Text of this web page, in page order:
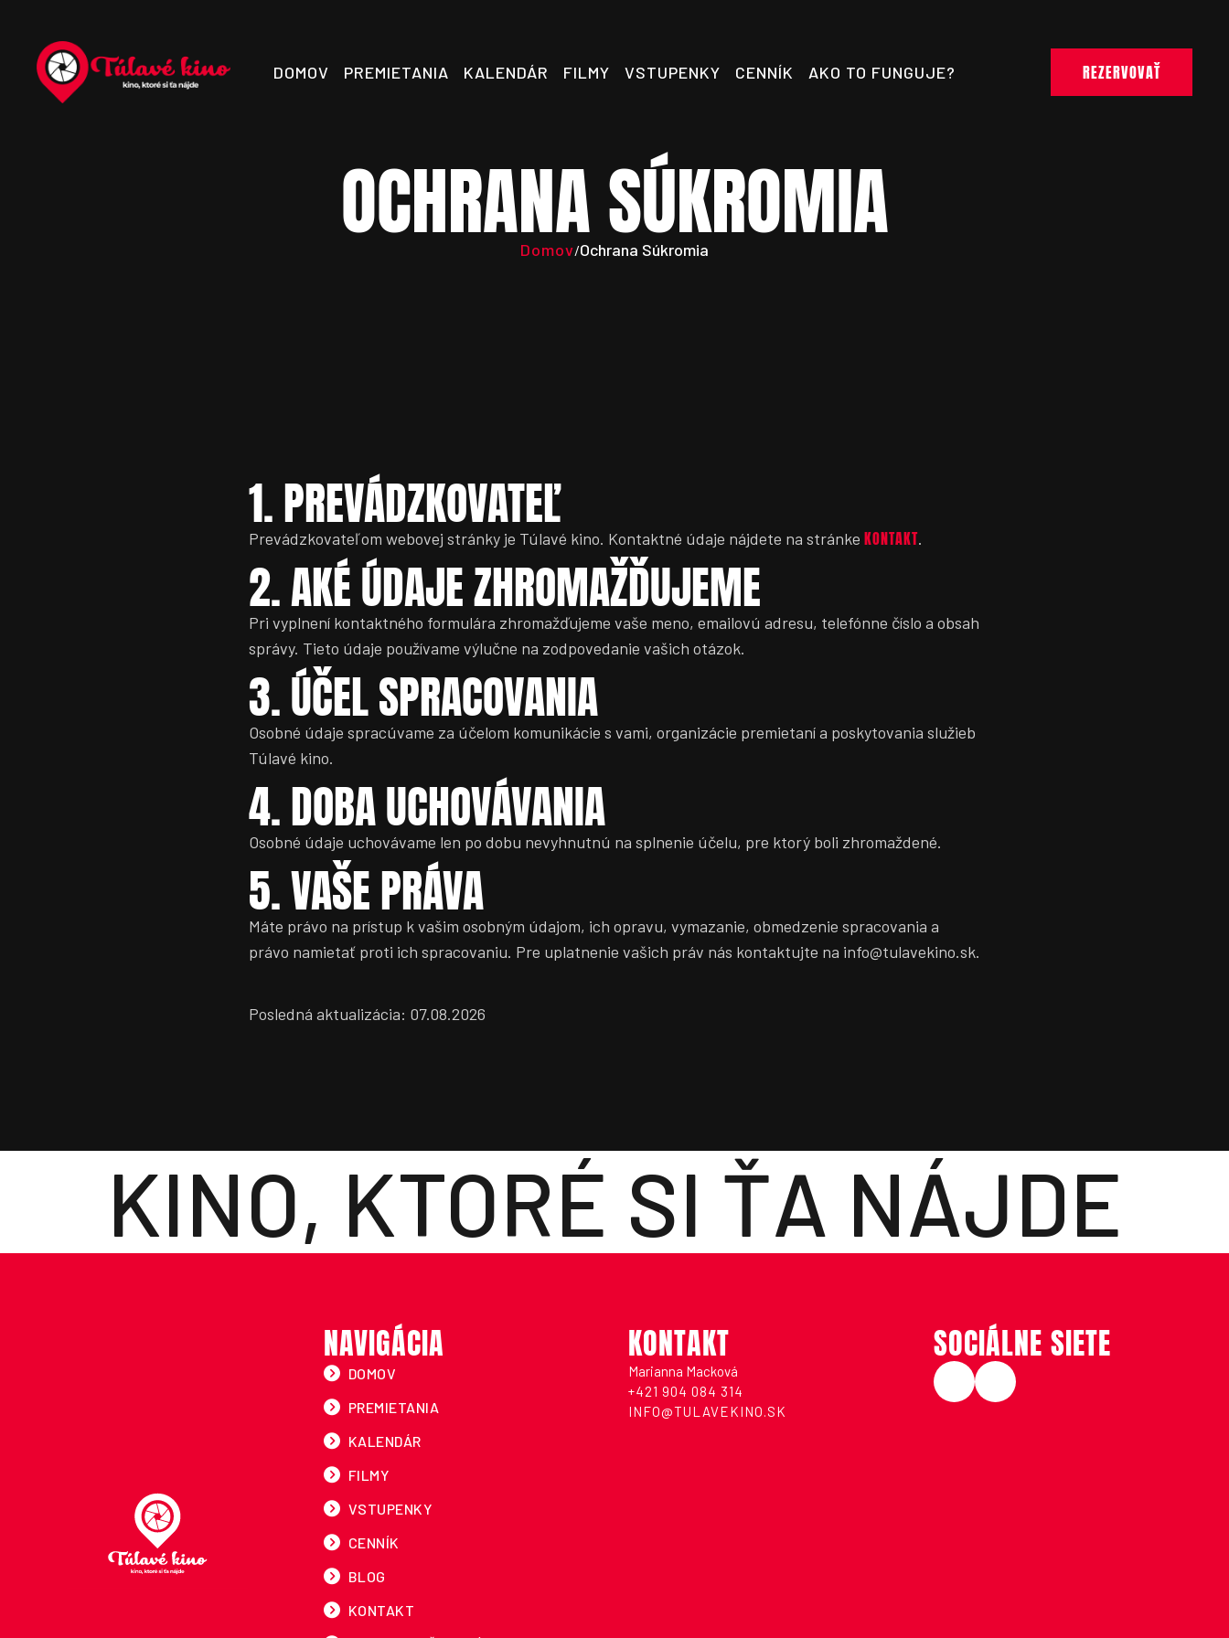
DOMOV PREMIETANIA KALENDÁR FILMY VSTUPENKY CENNÍK AKO TO FUNGUJE? REZERVOVAŤ
OCHRANA SÚKROMIA
Domov/Ochrana Súkromia
1. PREVÁDZKOVATEĽ
Prevádzkovateľom webovej stránky je Túlavé kino. Kontaktné údaje nájdete na stránke KONTAKT.
2. AKÉ ÚDAJE ZHROMAŽĎUJEME
Pri vyplnení kontaktného formulára zhromažďujeme vaše meno, emailovú adresu, telefónne číslo a obsah
správy. Tieto údaje používame výlučne na zodpovedanie vašich otázok.
3. ÚČEL SPRACOVANIA
Osobné údaje spracúvame za účelom komunikácie s vami, organizácie premietaní a poskytovania služieb
Túlavé kino.
4. DOBA UCHOVÁVANIA
Osobné údaje uchovávame len po dobu nevyhnutnú na splnenie účelu, pre ktorý boli zhromaždené.
5. VAŠE PRÁVA
Máte právo na prístup k vašim osobným údajom, ich opravu, vymazanie, obmedzenie spracovania a
právo namietať proti ich spracovaniu. Pre uplatnenie vašich práv nás kontaktujte na info@tulavekino.sk.
Posledná aktualizácia: 07.08.2026
KINO, KTORÉ SI ŤA NÁJDE
NAVIGÁCIA
DOMOV
PREMIETANIA
KALENDÁR
FILMY
VSTUPENKY
CENNÍK
BLOG
KONTAKT
KONTAKT
Marianna Macková
+421 904 084 314
INFO@TULAVEKINO.SK
SOCIÁLNE SIETE